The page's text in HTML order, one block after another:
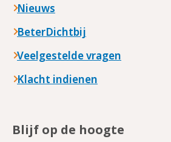
Nieuws
BeterDichtbij
Veelgestelde vragen
Klacht indienen
Blijf op de hoogte